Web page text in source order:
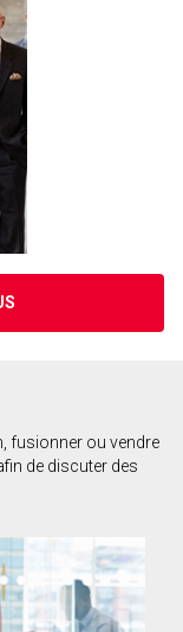
fusionner ou vendre
de discuter des